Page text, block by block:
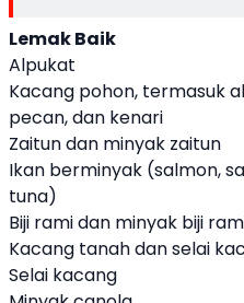
Lemak Baik
Alpukat
Kacang pohon, termasuk
pecan, dan kenari
Zaitun dan minyak zaitun
Ikan berminyak (salmon,
tuna)
Biji rami dan minyak biji
Kacang tanah dan selai
Selai kacang